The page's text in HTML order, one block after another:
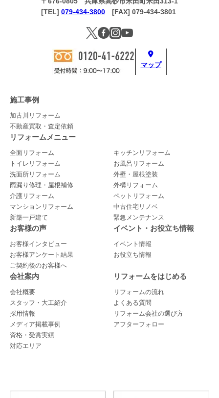
マップ
[TEL] 079-434-3800 [FAX] 079-434-3801
施工事例
加古川リフォーム
不動産買取・査定依頼
リフォームメニュー
全面リフォーム
キッチンリフォーム
トイレリフォーム
お風呂リフォーム
洗面所リフォーム
外壁・屋根塗装
雨漏り修理・屋根補修
外構リフォーム
介護リフォーム
ペットリフォーム
マンションリフォーム
中古住宅リノベ
新築一戸建て
緊急メンテナンス
お客様の声
お客様インタビュー
お客様アンケート結果
ご契約後のお客様へ
イベント・お役立ち情報
イベント情報
お役立ち情報
会社案内
会社概要
スタッフ・大工紹介
採用情報
メディア掲載事例
資格・受賞実績
対応エリア
リフォームをはじめる
リフォームの流れ
よくある質問
リフォーム会社の選び方
アフターフォロー